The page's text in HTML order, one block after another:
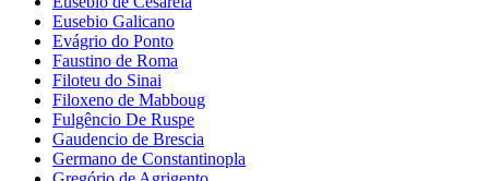
Eusebio Galicano
Evágrio do Ponto
Faustino de Roma
Filoteu do Sinai
Filoxeno de Mabboug
Fulgêncio De Ruspe
Gaudencio de Brescia
Germano de Constantinopla